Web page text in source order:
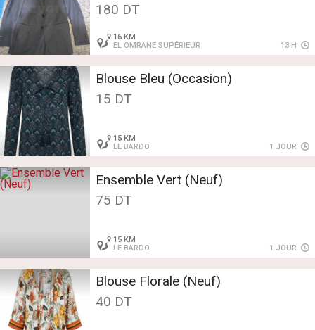
180 DT
16 KM
EL OMRANE SUPÉRIEUR
13 H
Blouse Bleu (Occasion)
15 DT
15 KM
LE BARDO
1 JOUR
Ensemble Vert (Neuf)
75 DT
15 KM
LE BARDO
1 JOUR
Blouse Florale (Neuf)
40 DT